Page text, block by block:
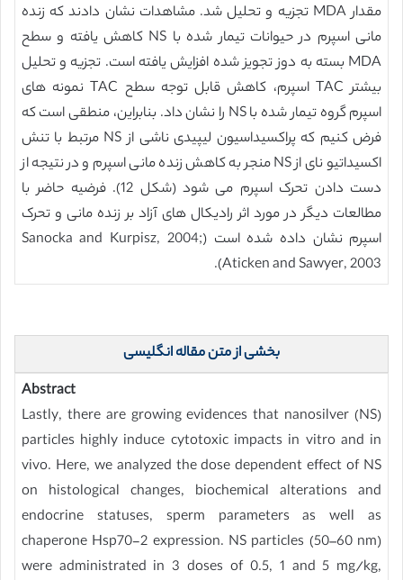
مقدار MDA تجزیه و تحلیل شد. مشاهدات نشان دادند که زنده
مانی اسپرم در حیوانات تیمار شده با NS کاهش یافته و سطح
MDA بسته به دوز تجویز شده افزایش یافته است. تجزیه و تحلیل
بیشتر TAC اسپرم، کاهش قابل توجه سطح TAC نمونه های
اسپرم گروه تیمار شده با NS را نشان داد. بنابراین، منطقی است که
فرض کنیم که پراکسیداسیون لیپیدی ناشی از NS مرتبط با تنش
اکسیداتیو نای از NS منجر به کاهش زنده مانی اسپرم و در نتیجه از
دست دادن تحرک اسپرم می شود (شکل 12). فرضیه حاضر با
مطالعات دیگر در مورد اثر رادیکال های آزاد بر زنده مانی و تحرک
اسپرم نشان داده شده است (Sanocka and Kurpisz, 2004;
Aticken and Sawyer, 2003).
بخشی از متن مقاله انگلیسی
Abstract
Lastly, there are growing evidences that nanosilver (NS)
particles highly induce cytotoxic impacts in vitro and in
vivo. Here, we analyzed the dose dependent effect of NS
on histological changes, biochemical alterations and
endocrine statuses, sperm parameters as well as
chaperone Hsp70-2 expression. NS particles (50–60 nm)
were administrated in 3 doses of 0.5, 1 and 5 mg/kg,